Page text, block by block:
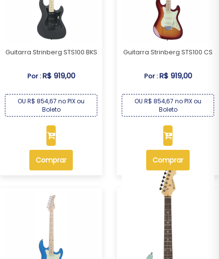
Guitarra Strinberg STS100 BKS
Por :R$ 919,00
OU R$ 854,67 no PIX ou
Boleto
Comprar
Guitarra Strinberg STS100 CS
Por :R$ 919,00
OU R$ 854,67 no PIX ou
Boleto
Comprar